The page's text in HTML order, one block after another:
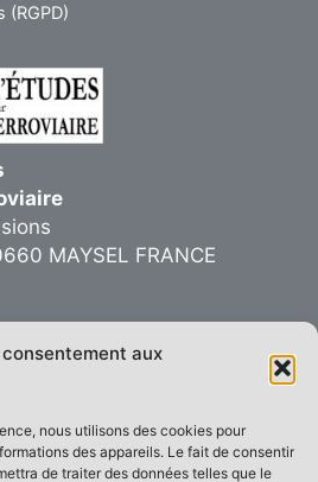
aux
nous utilisons des cookies pour
des appareils. Le fait de consentir
de traiter des données telles que le
(RGPD)
MAYSEL FRANCE
d’Études pour l’Histoire Ferroviaire
Thème WordPress Astra